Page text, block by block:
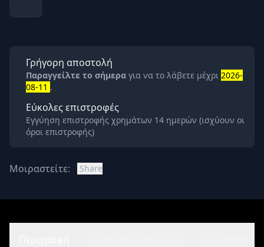
Γρήγορη αποστολή
Παραγγείλτε το σήμερα για να το λάβετε μέχρι 2026-
08-11 .
Εύκολες επιστροφές
Εγγύηση επιστροφής χρημάτων 14 ημερών (ισχύουν οι
όροι επιστροφής)
Μοιραστείτε: Share